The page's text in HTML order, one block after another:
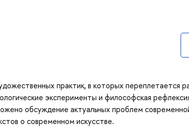
практик, в которых переплетается
эксперименты и философская
обсуждение актуальных проблем
о современном искусстве.